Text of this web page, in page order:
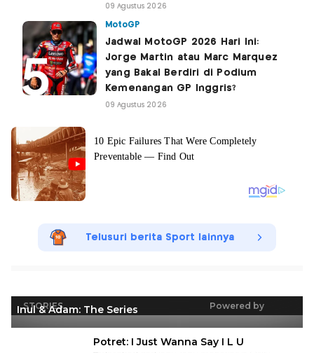
09 Agustus 2026
MotoGP
Jadwal MotoGP 2026 Hari Ini:
Jorge Martin atau Marc Marquez
yang Bakal Berdiri di Podium
Kemenangan GP Inggris?
09 Agustus 2026
Telusuri berita Sport lainnya